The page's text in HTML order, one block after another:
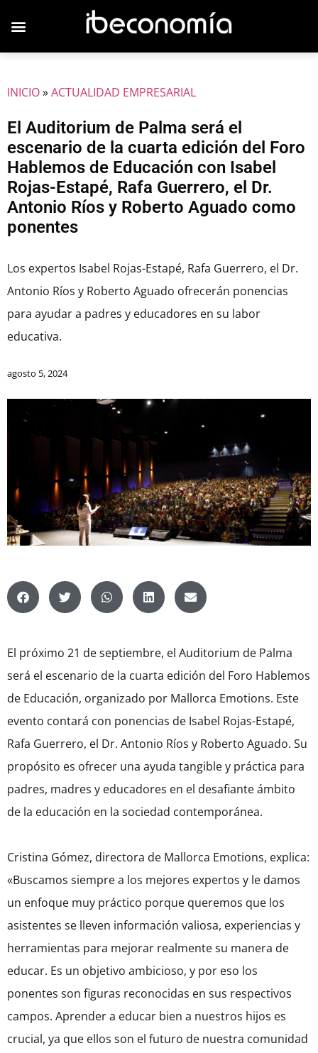
INICIO»ACTUALIDAD EMPRESARIAL
El Auditorium de Palma será el
escenario de la cuarta edición del Foro
Hablemos de Educación con Isabel
Rojas-Estapé, Rafa Guerrero, el Dr.
Antonio Ríos y Roberto Aguado como
ponentes
Los expertos Isabel Rojas-Estapé, Rafa Guerrero, el Dr.
Antonio Ríos y Roberto Aguado ofrecerán ponencias
para ayudar a padres y educadores en su labor
educativa.
agosto 5, 2024
El próximo 21 de septiembre, el Auditorium de Palma
será el escenario de la cuarta edición del Foro Hablemos
de Educación, organizado por Mallorca Emotions. Este
evento contará con ponencias de Isabel Rojas-Estapé,
Rafa Guerrero, el Dr. Antonio Ríos y Roberto Aguado. Su
propósito es ofrecer una ayuda tangible y práctica para
padres, madres y educadores en el desafiante ámbito
de la educación en la sociedad contemporánea.
Cristina Gómez, directora de Mallorca Emotions, explica:
«Buscamos siempre a los mejores expertos y le damos
un enfoque muy práctico porque queremos que los
asistentes se lleven información valiosa, experiencias y
herramientas para mejorar realmente su manera de
educar. Es un objetivo ambicioso, y por eso los
ponentes son figuras reconocidas en sus respectivos
campos. Aprender a educar bien a nuestros hijos es
crucial, ya que ellos son el futuro de nuestra comunidad